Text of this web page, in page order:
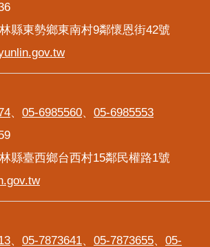
縣東勢鄉東南村9鄰懷恩街42號
、 05-6985560、 05-6985553
縣臺西鄉台西村15鄰民權路1號
、 05-7873641、 05-7873655、 05-